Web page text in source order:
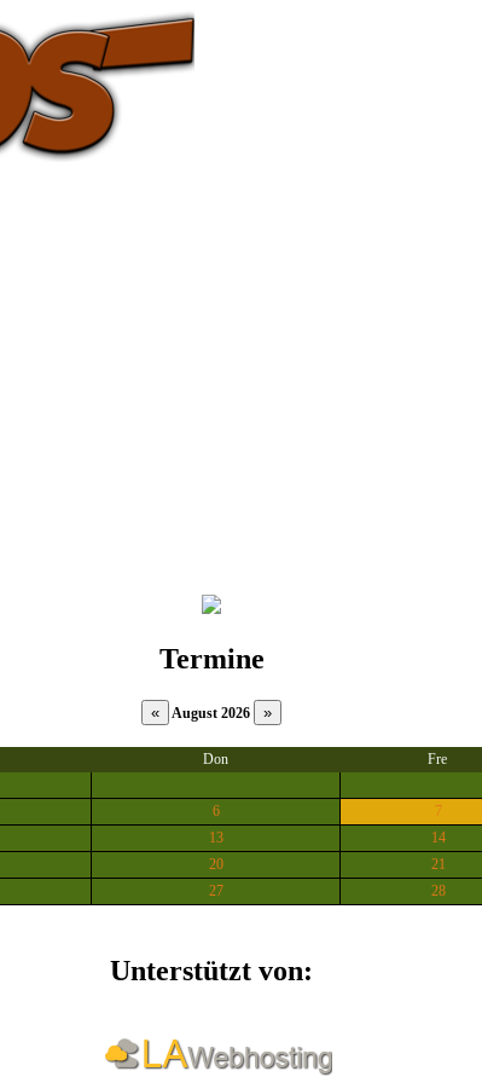
Termine
August 2026
Don Fre
6 7
13 14
20 21
27 28
Unterstützt von: